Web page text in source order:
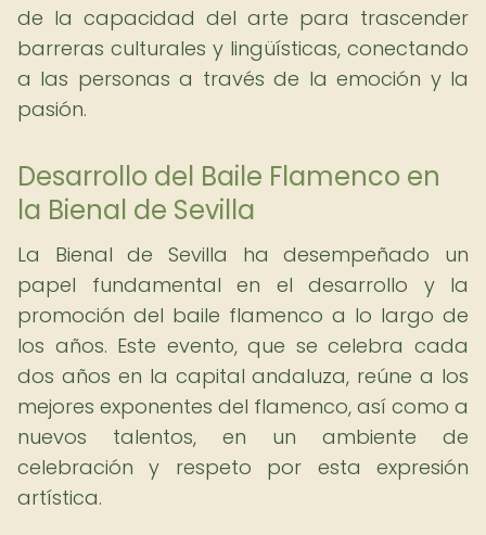
de la capacidad del arte para trascender
barreras culturales y lingüísticas, conectando
a las personas a través de la emoción y la
pasión.
Desarrollo del Baile Flamenco en
la Bienal de Sevilla
La Bienal de Sevilla ha desempeñado un
papel fundamental en el desarrollo y la
promoción del baile flamenco a lo largo de
los años. Este evento, que se celebra cada
dos años en la capital andaluza, reúne a los
mejores exponentes del flamenco, así como a
nuevos talentos, en un ambiente de
celebración y respeto por esta expresión
artística.